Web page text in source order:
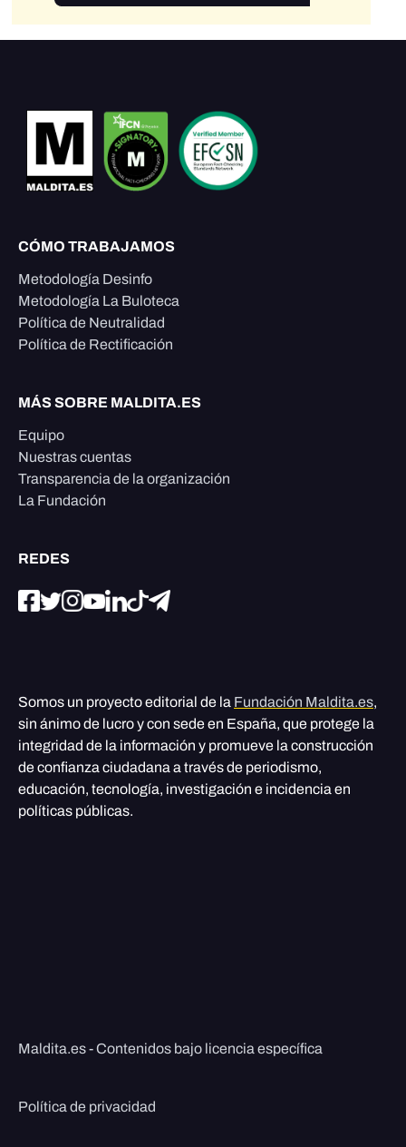
CÓMO TRABAJAMOS
Metodología Desinfo
Metodología La Buloteca
Política de Neutralidad
Política de Rectificación
MÁS SOBRE MALDITA.ES
Equipo
Nuestras cuentas
Transparencia de la organización
La Fundación
REDES
Somos un proyecto editorial de la Fundación Maldita.es,
sin ánimo de lucro y con sede en España, que protege la
integridad de la información y promueve la construcción
de confianza ciudadana a través de periodismo,
educación, tecnología, investigación e incidencia en
políticas públicas.
Maldita.es - Contenidos bajo licencia específica
Política de privacidad